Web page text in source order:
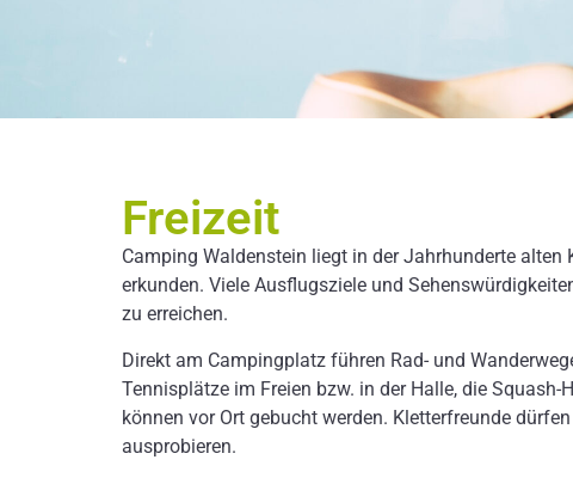
Freizeit
Camping Waldenstein liegt in der Jahrhunderte
erkunden. Viele Ausflugsziele und
zu erreichen.
Direkt am Campingplatz führen Rad- und
Tennisplätze im Freien bzw. in der Halle, die Squash-
können vor Ort gebucht werden. Kletterfreunde
ausprobieren.